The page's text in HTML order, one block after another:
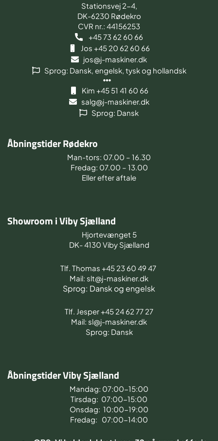
Stationsvej 2-4,
DK-6230 Rødekro
CVR nr.: 44156253
+45 73 62 60 66
Jos +45 20 62 60 66
jos@j-maskiner.dk
Sprog: Dansk, engelsk, tysk og hollandsk
Kim +45 51 41 60 66
salg@j-maskiner.dk
Sprog: Dansk
Åbningstider Rødekro
Man-tors: 07.00 – 16.30
Fredag: 07.00 – 13.00
Eller efter aftale
Showroom i Viby Sjælland
Hjortevænget 5
DK- 4130 Viby Sjælland
Tlf. Thomas +45 23 60 49 47
Mail: slt@j-maskiner.dk
Sprog: Dansk og engelsk
Tlf. Jesper +45 24 62 77 27
Mail: sl@j-maskiner.dk
Sprog: Dansk
Åbningstider Viby Sjælland
Mandag: 07:00-15:00
Tirsdag: 07:00-15:00
Onsdag: 10:00-19:00
Fredag: 07:00-14:00